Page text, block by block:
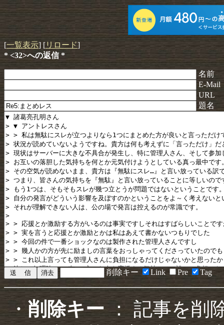
[一覧表示] [リロード]
* <32>への返信 *
名前
E-Mail
URL
題名
削除キー Link Pre Tag
・削除キー： 記事を削